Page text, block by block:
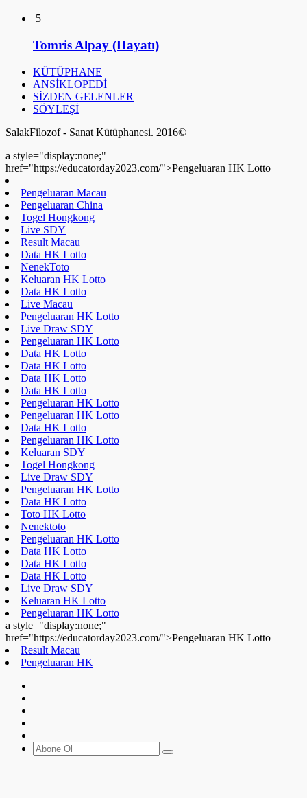
5
Tomris Alpay (Hayatı)
KÜTÜPHANE
ANSİKLOPEDİ
SİZDEN GELENLER
SÖYLEŞİ
SalakFilozof - Sanat Kütüphanesi. 2016©
a style="display:none;"
href="https://educatorday2023.com/">Pengeluaran HK Lotto
Pengeluaran Macau
Pengeluaran China
Togel Hongkong
Live SDY
Result Macau
Data HK Lotto
NenekToto
Keluaran HK Lotto
Data HK Lotto
Live Macau
Pengeluaran HK Lotto
Live Draw SDY
Pengeluaran HK Lotto
Data HK Lotto
Data HK Lotto
Data HK Lotto
Data HK Lotto
Pengeluaran HK Lotto
Pengeluaran HK Lotto
Data HK Lotto
Pengeluaran HK Lotto
Keluaran SDY
Togel Hongkong
Live Draw SDY
Pengeluaran HK Lotto
Data HK Lotto
Toto HK Lotto
Nenektoto
Pengeluaran HK Lotto
Data HK Lotto
Data HK Lotto
Data HK Lotto
Live Draw SDY
Keluaran HK Lotto
Pengeluaran HK Lotto
a style="display:none;"
href="https://educatorday2023.com/">Pengeluaran HK Lotto
Result Macau
Pengeluaran HK